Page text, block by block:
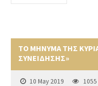
ΤΟ ΜΗΝΥΜΑ ΤΗΣ
ΣΥΝΕΙΔΗΣΗΣ»
10 May 2019 1055